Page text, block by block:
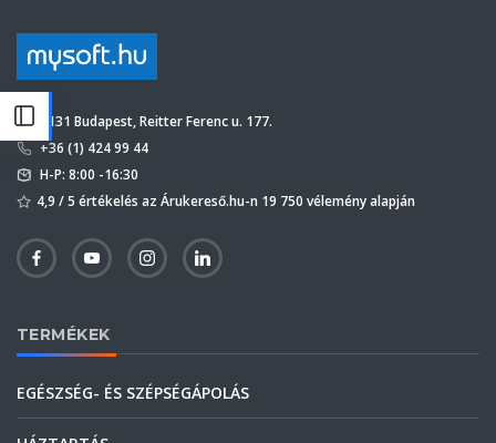
1131 Budapest, Reitter Ferenc u. 177.
+36 (1) 424 99 44
H-P: 8:00 -16:30
4,9 / 5 értékelés az Árukereső.hu-n 19 750 vélemény alapján
TERMÉKEK
EGÉSZSÉG- ÉS SZÉPSÉGÁPOLÁS